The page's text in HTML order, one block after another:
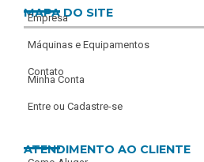
MAPA DO SITE
Empresa
Máquinas e Equipamentos
Contato
Minha Conta
Entre ou Cadastre-se
ATENDIMENTO AO CLIENTE